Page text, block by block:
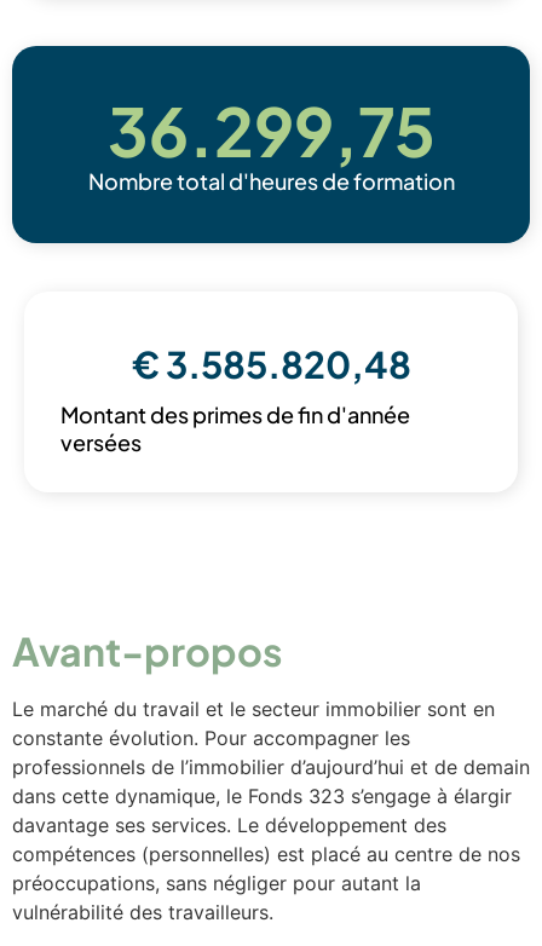
Nombre total d'heures de formation
36.299,75
Montant des primes de fin d'année
versées
€ 3.585.820,48
Avant-propos
Le marché du travail et le secteur immobilier sont en
constante évolution. Pour accompagner les
professionnels de l’immobilier d’aujourd’hui et de demain
dans cette dynamique, le Fonds 323 s’engage à élargir
davantage ses services. Le développement des
compétences (personnelles) est placé au centre de nos
préoccupations, sans négliger pour autant la
vulnérabilité des travailleurs.